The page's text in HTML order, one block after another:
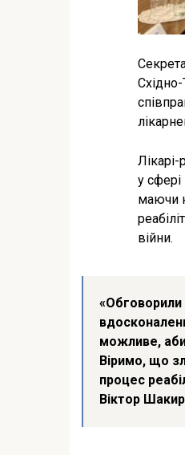
Східно-
у
маючи
війни.
можливе, аби
Віримо, що
процес
Віктор